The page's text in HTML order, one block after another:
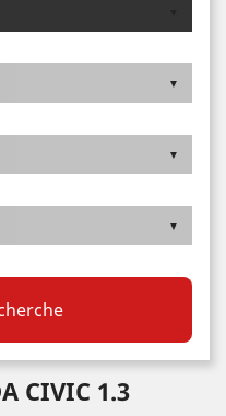
CIVIC 1.3